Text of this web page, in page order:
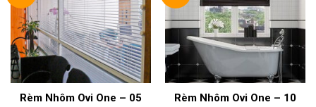
Rèm Nhôm Ovi One – 05 Rèm Nhôm Ovi One – 10